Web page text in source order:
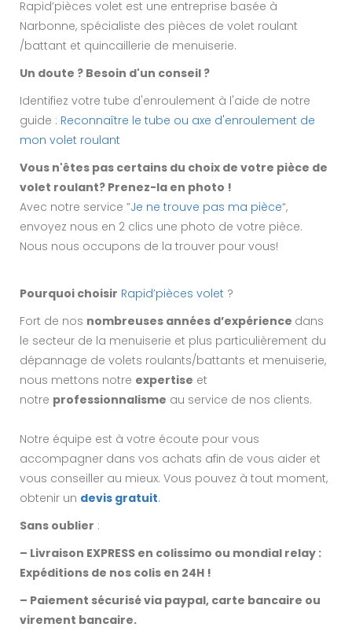
Rapid’pièces volet est une entreprise basée à
Narbonne, spécialiste des pièces de volet roulant
/battant et quincaillerie de menuiserie.
Un doute ? Besoin d'un conseil ?
Identifiez votre tube d'enroulement à l'aide de notre
guide : Reconnaître le tube ou axe d'enroulement de
mon volet roulant
Vous n'êtes pas certains du choix de votre pièce de
volet roulant? Prenez-la en photo !
Avec notre service ”Je ne trouve pas ma pièce“,
envoyez nous en 2 clics une photo de votre pièce.
Nous nous occupons de la trouver pour vous!
Pourquoi choisir Rapid’pièces volet ?
Fort de nos nombreuses années d’expérience dans
le secteur de la menuiserie et plus particulièrement du
dépannage de volets roulants/battants et menuiserie,
nous mettons notre expertise et
notre professionnalisme au service de nos clients.
Notre équipe est à votre écoute pour vous
accompagner dans vos achats afin de vous aider et
vous conseiller au mieux. Vous pouvez à tout moment,
obtenir un devis gratuit.
Sans oublier :
– Livraison EXPRESS en colissimo ou mondial relay :
Expéditions de nos colis en 24H !
– Paiement sécurisé via paypal, carte bancaire ou
virement bancaire.